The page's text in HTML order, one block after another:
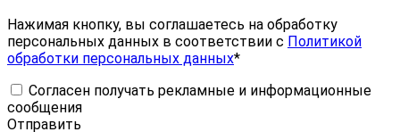
Нажимая кнопку, вы соглашаетесь на обработку
персональных данных в соответствии с Политикой
обработки персональных данных*
Согласен получать рекламные и информационные
сообщения
Отправить